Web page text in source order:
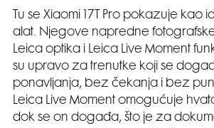
Tu se Xiaomi 17T Pro pokazuje kao
alat. Njegove napredne
Leica optika i Leica Live Moment
su upravo za trenutke koji se
ponavljanja, bez čekanja i bez
Leica Live Moment omogućuje
dok se on događa, što je za